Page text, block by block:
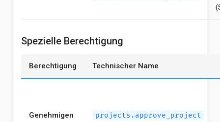
Spezielle Berechtigung
Berechtigung Technischer Name
Genehmigen projects.approve_project